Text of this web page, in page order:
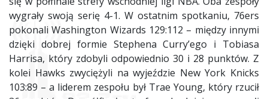
wygrały swoją serię 4-1. W ostatnim spotkaniu, 76ers
pokonali Washington Wizards 129:112 – między innymi
dzięki dobrej formie Stephena Curry’ego i Tobiasa
Harrisa, który zdobyli odpowiednio 30 i 28 punktów. Z
kolei Hawks zwyciężyli na wyjeździe New York Knicks
103:89 – a liderem zespołu był Trae Young, który rzucił